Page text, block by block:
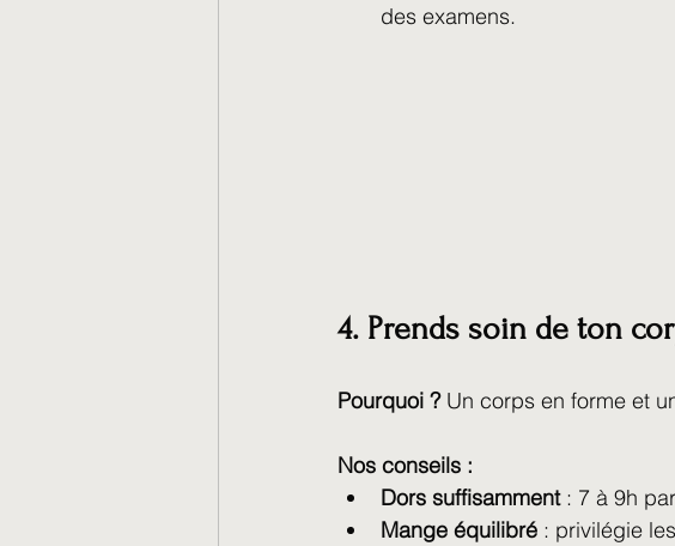
des examens.
4. Prends soin de ton
Pourquoi ? Un corps en forme et
Nos conseils :
Dors suffisamment : 7 à 9h
Mange équilibré : privilégie